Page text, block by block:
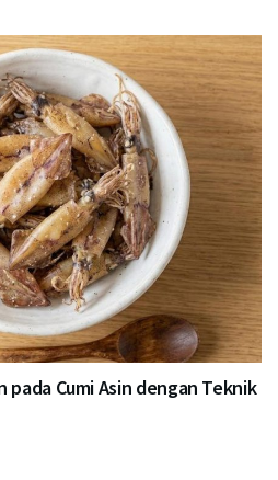
pada Cumi Asin dengan Teknik